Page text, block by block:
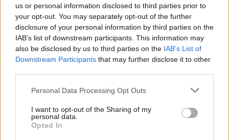
us or personal information disclosed to third parties prior to
your opt-out. You may separately opt-out of the further
disclosure of your personal information by third parties on the
IAB’s list of downstream participants. This information may
also be disclosed by us to third parties on the IAB’s List of
Downstream Participants that may further disclose it to other
Personal Data Processing Opt Outs
I want to opt-out of the Sharing of my
personal data.
Opted In
ÚLTIMES NOTÍCIES
Blaumut lidera el cartell musical de les
Festes
31 de juliol de 2026
Caçadors de subvencions
30 de juliol de 2026